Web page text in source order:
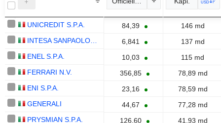
USD
UNICREDIT S.P.A. 84,39
146 md
6,841
137 md
ENEL S.P.A.
10,03
115 md
FERRARI N.V.
356,85
78,89 md
ENI S.P.A.
23,16
78,59 md
GENERALI
44,67
77,28 md
PRYSMIAN S.P.A.
126,60
41,93 md